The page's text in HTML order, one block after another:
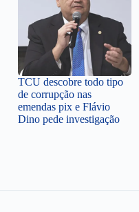
TCU descobre todo tipo
de corrupção nas
emendas pix e Flávio
Dino pede investigação